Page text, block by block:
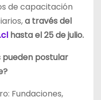
de capacitación
a través del
hasta el 25 de julio.
pueden postular
Fundaciones,